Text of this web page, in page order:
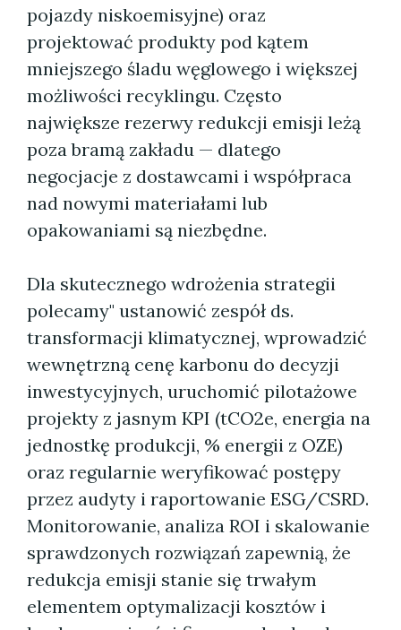
pojazdy niskoemisyjne) oraz
projektować produkty pod kątem
mniejszego śladu węglowego i większej
możliwości recyklingu. Często
największe rezerwy redukcji emisji leżą
poza bramą zakładu — dlatego
negocjacje z dostawcami i współpraca
nad nowymi materiałami lub
opakowaniami są niezbędne.
Dla skutecznego wdrożenia strategii
polecamy" ustanowić zespół ds.
transformacji klimatycznej, wprowadzić
wewnętrzną cenę karbonu do decyzji
inwestycyjnych, uruchomić pilotażowe
projekty z jasnym KPI (tCO2e, energia na
jednostkę produkcji, % energii z OZE)
oraz regularnie weryfikować postępy
przez audyty i raportowanie ESG/CSRD.
Monitorowanie, analiza ROI i skalowanie
sprawdzonych rozwiązań zapewnią, że
redukcja emisji stanie się trwałym
elementem optymalizacji kosztów i